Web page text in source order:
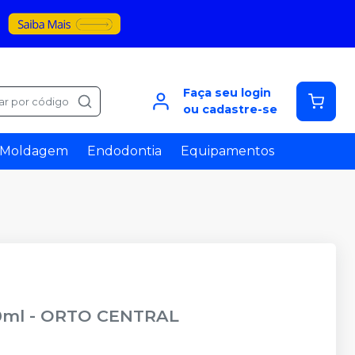
por código
Faça seu login
ou cadastre-se
Moldagem Endodontia Equipamentos
- ORTO CENTRAL